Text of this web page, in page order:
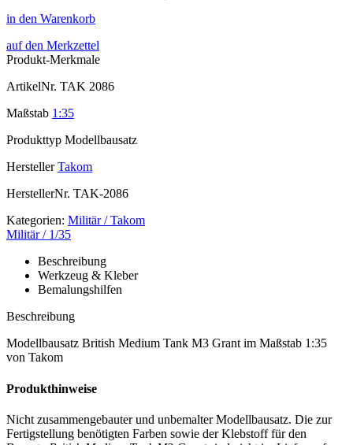
in den Warenkorb
auf den Merkzettel
Produkt-Merkmale
ArtikelNr. TAK 2086
Maßstab 1:35
Produkttyp Modellbausatz
Hersteller Takom
HerstellerNr. TAK-2086
Kategorien: Militär / Takom
Militär / 1/35
Beschreibung
Werkzeug & Kleber
Bemalungshilfen
Beschreibung
Modellbausatz British Medium Tank M3 Grant im Maßstab 1:35
von Takom
Produkthinweise
Nicht zusammengebauter und unbemalter Modellbausatz. Die zur
Fertigstellung benötigten Farben sowie der Klebstoff für den